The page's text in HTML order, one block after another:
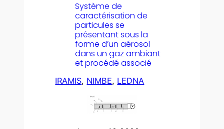
Système de
caractérisation de
particules se
présentant sous la
forme d’un aérosol
dans un gaz ambiant
et procédé associé
IRAMIS, NIMBE, LEDNA